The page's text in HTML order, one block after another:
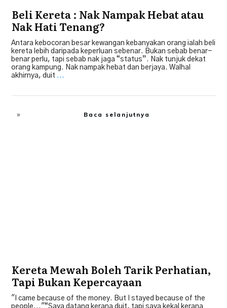
Beli Kereta : Nak Nampak Hebat atau
Nak Hati Tenang?
Antara kebocoran besar kewangan kebanyakan orang ialah beli
kereta lebih daripada keperluan sebenar. Bukan sebab benar-
benar perlu, tapi sebab nak jaga “status”. Nak tunjuk dekat
orang kampung. Nak nampak hebat dan berjaya. Walhal
akhirnya, duit ...
Baca selanjutnya
Kereta Mewah Boleh Tarik Perhatian,
Tapi Bukan Kepercayaan
"I came because of the money. But I stayed because of the
people..."“Saya datang kerana duit, tapi saya kekal kerana